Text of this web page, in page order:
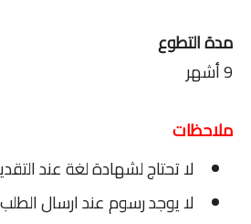
مدة التطوع
9 أشهر
ملاحظات
لا تحتاج لشهادة لغة عند
لا يوجد رسوم عند ارسال